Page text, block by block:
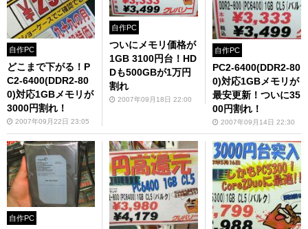
自作PC
どこまで下がる！P
C2-6400(DDR2-80
0)対応1GBメモリが
3000円割れ！
2007年09月22日 23:05
自作PC
ついにメモリ価格が
1GB 3100円台！HD
Dも500GBが1万円
割れ
2007年09月18日 22:00
自作PC
PC2-6400(DDR2-80
0)対応1GBメモリが
最安更新！ついに35
00円割れ！
2007年09月14日 22:30
自作PC